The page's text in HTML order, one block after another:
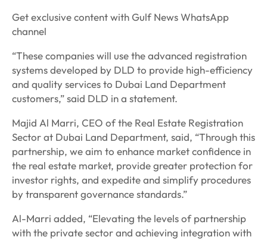
Get exclusive content with Gulf News WhatsApp
channel
“These companies will use the advanced registration
systems developed by DLD to provide high-efficiency
and quality services to Dubai Land Department
customers,” said DLD in a statement.
Majid Al Marri, CEO of the Real Estate Registration
Sector at Dubai Land Department, said, “Through this
partnership, we aim to enhance market confidence in
the real estate market, provide greater protection for
investor rights, and expedite and simplify procedures
by transparent governance standards.”
Al-Marri added, “Elevating the levels of partnership
with the private sector and achieving integration with